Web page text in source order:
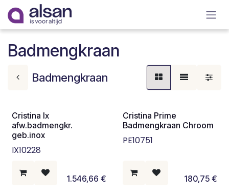
Overslaan naar inhoud
Badmengkraan
Badmengkraan
Cristina Ix
afw.badmengkr.
geb.inox
IX10228
1.546,66 €
Cristina Prime
Badmengkraan Chroom
PE10751
180,75€